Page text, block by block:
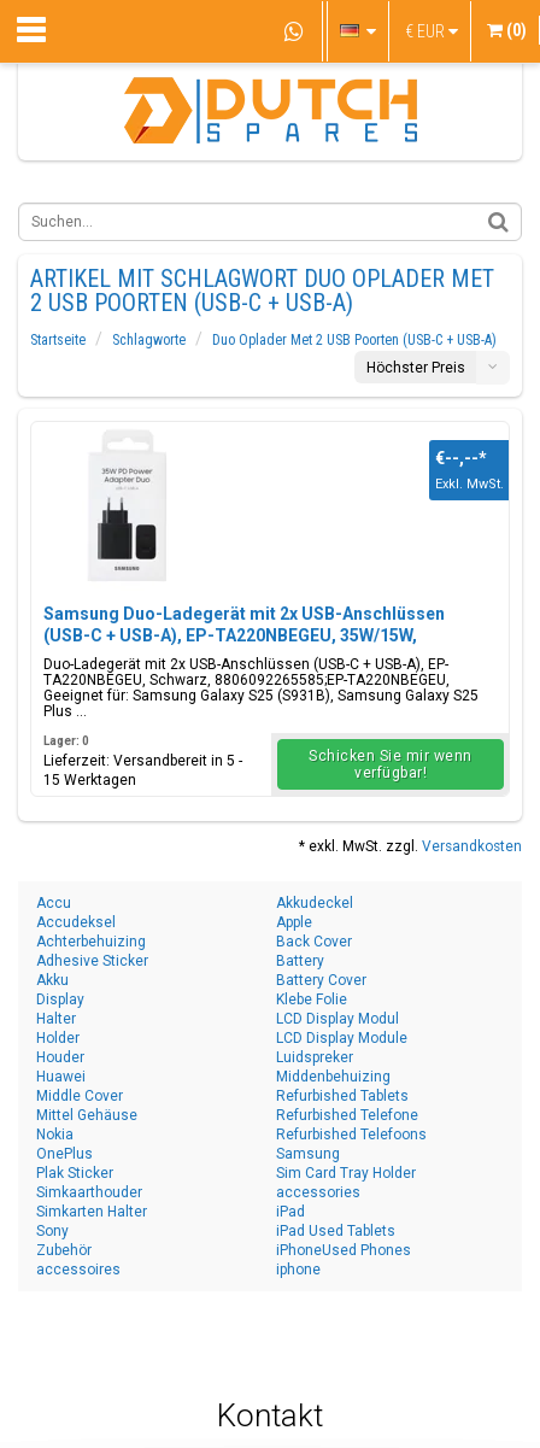
€ EUR (0)
ARTIKEL MIT SCHLAGWORT DUO OPLADER MET
2 USB POORTEN (USB-C + USB-A)
Startseite Schlagworte
Duo Oplader Met 2 USB Poorten (USB-C + USB-A)
Höchster Preis
Samsung Duo-Ladegerät mit 2x USB-Anschlüssen
(USB-C + USB-A), EP-TA220NBEGEU, 35W/15W,
Schwarz, Blisterverpackung, 8806092265585;EP-
TA220NBEGEU
Duo-Ladegerät mit 2x USB-Anschlüssen (USB-C + USB-A), EP-
TA220NBEGEU, Schwarz, 8806092265585;EP-TA220NBEGEU,
Geeignet für: Samsung Galaxy S25 (S931B), Samsung Galaxy S25
Plus ...
€--,--*
Exkl. MwSt.
Lager: 0
Lieferzeit: Versandbereit in 5 -
15 Werktagen
Schicken Sie mir wenn
verfügbar!
* exkl. MwSt. zzgl. Versandkosten
Accu
Accudeksel
Achterbehuizing
Adhesive Sticker
Akku
Akkudeckel
Apple
Back Cover
Battery
Battery Cover
Display
Halter
Holder
Houder
Huawei
Klebe Folie
LCD Display Modul
LCD Display Module
Luidspreker
Middenbehuizing
Middle Cover
Mittel Gehäuse
Nokia
OnePlus
Plak Sticker
Refurbished Tablets
Refurbished Telefone
Refurbished Telefoons
Samsung
Sim Card Tray Holder
Simkaarthouder
Simkarten Halter
Sony
Zubehör
accessoires
accessories
iPad
iPad Used Tablets
iPhoneUsed Phones
iphone
Kontakt